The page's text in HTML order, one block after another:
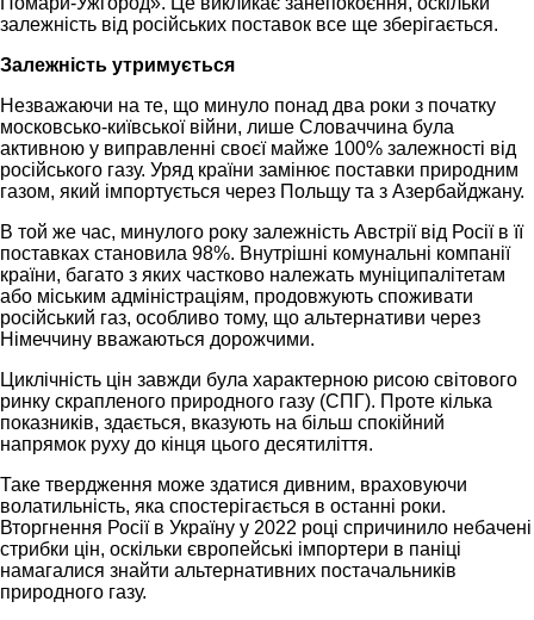
залежність від російських поставок все ще зберігається.
Залежність утримується
Незважаючи на те, що минуло понад два роки з початку
московсько-київської війни, лише Словаччина була
активною у виправленні своєї майже 100% залежності від
російського газу. Уряд країни замінює поставки природним
газом, який імпортується через Польщу та з Азербайджану.
В той же час, минулого року залежність Австрії від Росії в її
поставках становила 98%. Внутрішні комунальні компанії
країни, багато з яких частково належать муніципалітетам
або міським адміністраціям, продовжують споживати
російський газ, особливо тому, що альтернативи через
Німеччину вважаються дорожчими.
Циклічність цін завжди була характерною рисою світового
ринку скрапленого природного газу (СПГ). Проте кілька
показників, здається, вказують на більш спокійний
напрямок руху до кінця цього десятиліття.
Таке твердження може здатися дивним, враховуючи
волатильність, яка спостерігається в останні роки.
Вторгнення Росії в Україну у 2022 році спричинило небачені
стрибки цін, оскільки європейські імпортери в паніці
намагалися знайти альтернативних постачальників
природного газу.